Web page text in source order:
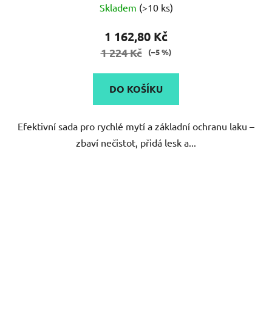
hodnocení
produktu
je
5
Skladem (>10 ks)
1 162,80 Kč
1 224 Kč (–5 %)
DO KOŠÍKU
Efektivní sada pro rychlé mytí a základní ochranu laku –
zbaví nečistot, přidá lesk a...